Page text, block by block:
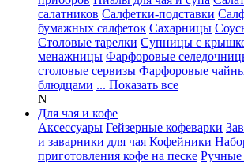
салатников Салфетки-подставки
бумажных салфеток Сахарницы
Столовые тарелки Супницы с
менажницы Фарфоровые
столовые сервизы Фарфоровые
блюдцами ... Показать все
N
Для чая и кофе
Аксессуары Гейзерные кофеварки
и заварники для чая Кофейники
приготовления кофе на песке Ручные